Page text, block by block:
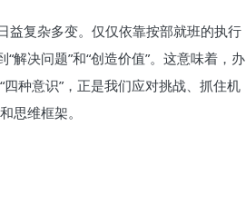
复杂多变。仅仅依靠按部就班的执行
解决问题”和“创造价值”。这意味着，办
种意识”，正是我们应对挑战、抓住机
思维框架。